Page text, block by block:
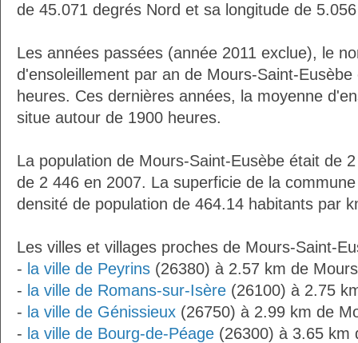
de 45.071 degrés Nord et sa longitude de
Les années passées (année 2011 exclue), le
d'ensoleillement par an de Mours-Saint-
heures. Ces dernières années, la moyenne
situe autour de 1900 heures.
La population de Mours-Saint-Eusèbe était de
de 2 446 en 2007. La superficie de la
densité de population de 464.14 habitants par
Les villes et villages proches de Mours-Saint-
- la ville de Peyrins (26380) à 2.57 km de
- la ville de Romans-sur-Isère (26100) à 2.75
- la ville de Génissieux (26750) à 2.99 km de
- la ville de Bourg-de-Péage (26300) à 3.65 km